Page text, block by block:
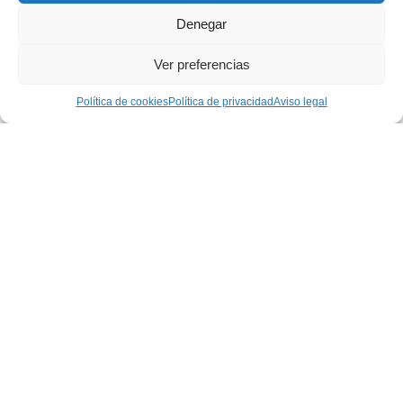
Denegar
Ver preferencias
Política de cookiesPolítica de privacidadAviso legal